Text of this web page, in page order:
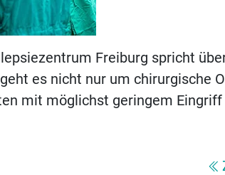
Freiburg spricht
es nicht nur um chirurgische
mit möglichst geringem